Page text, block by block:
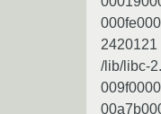
/lib/libc-